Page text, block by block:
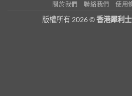
關於我們 聯絡我們 使用
版權所有 2026 ©香港犀利